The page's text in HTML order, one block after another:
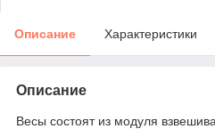
Описание Характеристики
Описание
Весы состоят из модуля